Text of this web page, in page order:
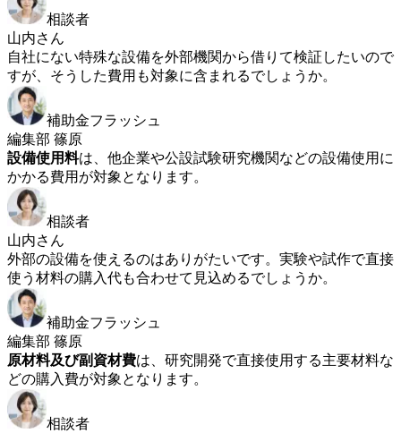
相談者
山内さん
自社にない特殊な設備を外部機関から借りて検証したいので
すが、そうした費用も対象に含まれるでしょうか。
補助金フラッシュ
編集部 篠原
設備使用料は、他企業や公設試験研究機関などの設備使用に
かかる費用が対象となります。
相談者
山内さん
外部の設備を使えるのはありがたいです。実験や試作で直接
使う材料の購入代も合わせて見込めるでしょうか。
補助金フラッシュ
編集部 篠原
原材料及び副資材費は、研究開発で直接使用する主要材料な
どの購入費が対象となります。
相談者